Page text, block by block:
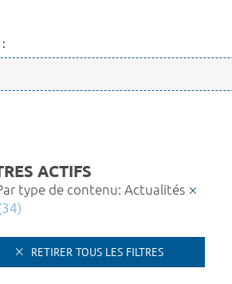
ACTIFS
type de contenu: Actualités
RETIRER TOUS LES FILTRES